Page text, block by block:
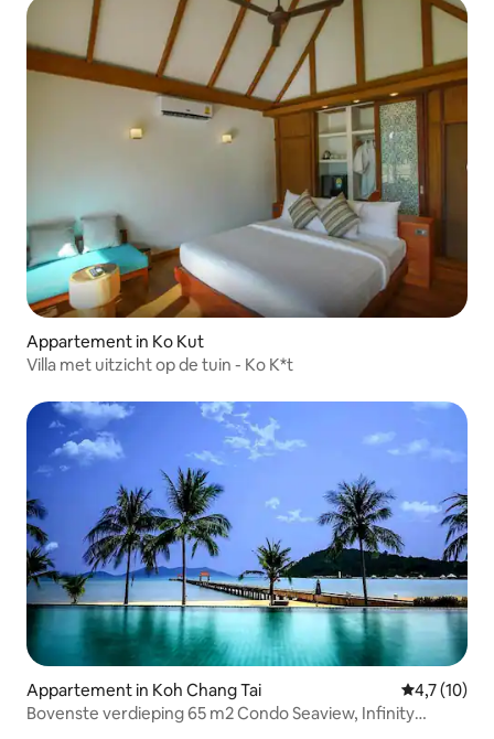
Appartement in Ko Kut
Villa met uitzicht op de tuin - Ko K*t
Appartement in Koh Chang Tai
4,7 (10)
Bovenste verdieping 65 m2 Condo Seaview, Infinity